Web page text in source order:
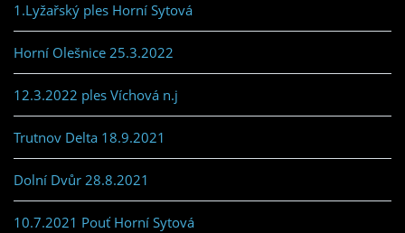
1.Lyžařský ples Horní Sytová
Horní Olešnice 25.3.2022
12.3.2022 ples Víchová n.j
Trutnov Delta 18.9.2021
Dolní Dvůr 28.8.2021
10.7.2021 Pouť Horní Sytová